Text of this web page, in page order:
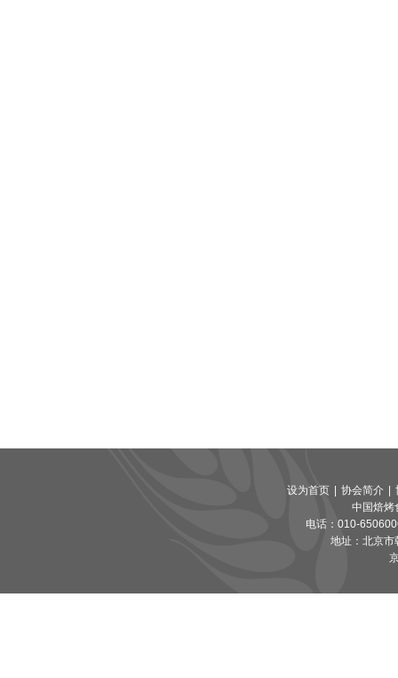
设为首页 协会简介
中国焙烤
电话：010-
地址：北京